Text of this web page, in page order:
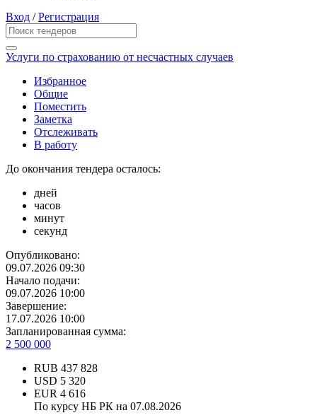
Вход /Регистрация
Услуги по страхованию от несчастных случаев
Избранное
Общие
Поместить
Заметка
Отслеживать
В работу
До окончания тендера осталось:
дней
часов
минут
секунд
Опубликовано:
09.07.2026 09:30
Начало подачи:
09.07.2026 10:00
Завершение:
17.07.2026 10:00
Запланированная сумма:
2 500 000
RUB 437 828
USD 5 320
EUR 4 616
По курсу НБ РК на 07.08.2026